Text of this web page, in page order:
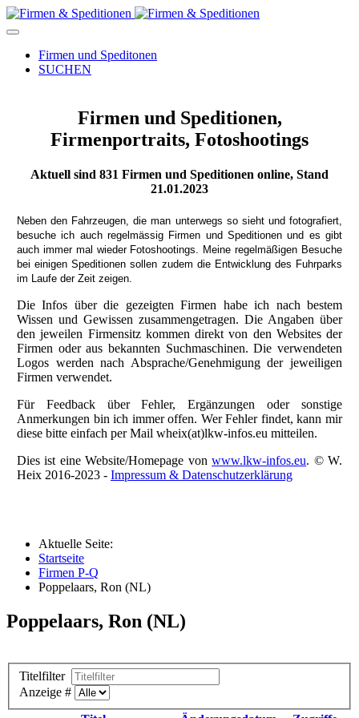
Firmen und Speditonen
SUCHEN
Firmen und Speditionen,
Firmenportraits, Fotoshootings
Aktuell sind 831 Firmen und Speditionen online, Stand
21.01.2023
Neben den Fahrzeugen, die man unterwegs so sieht und fotografiert,
besuche ich auch regelmässig Firmen und Speditionen und es gibt
auch immer mal wieder Fotoshootings. Meine regelmäßigen Besuche
bei einigen Speditionen sollen zudem die Entwicklung des Fuhrparks
im Laufe der Zeit zeigen.
Die Infos über die gezeigten Firmen habe ich nach bestem
Wissen und Gewissen zusammengetragen. Die Angaben über
den jeweilen Firmensitz kommen direkt von den Websites der
Firmen oder aus bekannten Suchmaschinen. Die verwendeten
Logos werden nach Absprache/Genehmigung der jeweiligen
Firmen verwendet.
Für Feedback über Fehler, Ergänzungen oder sonstige
Anmerkungen bin ich immer offen. Wer Fehler findet, kann mir
diese bitte einfach per Mail wheix(at)lkw-infos.eu mitteilen.
Dies ist eine Website/Homepage vonwww.lkw-infos.eu. © W.
Heix 2016-2023 - Impressum & Datenschutzerklärung
Aktuelle Seite:
Startseite
Firmen P-Q
Poppelaars, Ron (NL)
Poppelaars, Ron (NL)
Titelfilter
Anzeige #